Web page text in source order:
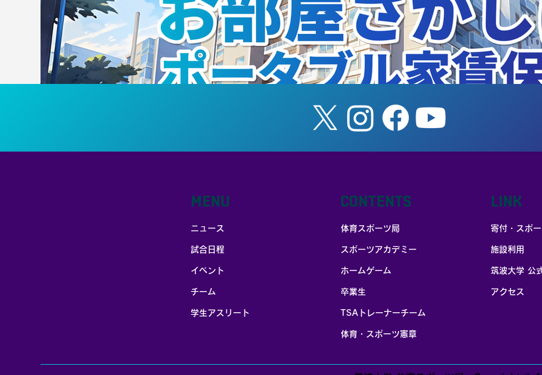
お部屋探しはポータブル家賃保証
ニュース
試合日程
イベント
チーム
学生アスリート
MENU
体育スポーツ局
スポーツアカデミー
ホームゲーム
卒業生
TSAトレーナーチーム
体育・スポーツ憲章
CONTENTS
寄付・スポ
施設利用
筑波大学 公
アクセス
LINK